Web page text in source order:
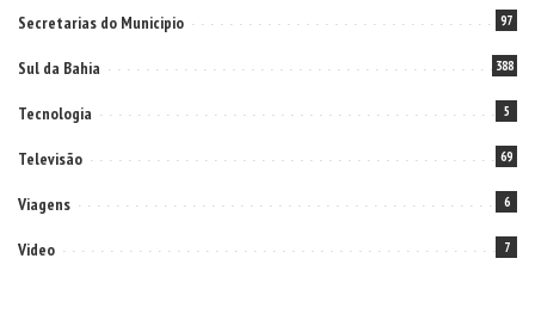
Secretarias do Municipio 97
Sul da Bahia 388
Tecnologia 5
Televisão 69
Viagens 6
Video 7